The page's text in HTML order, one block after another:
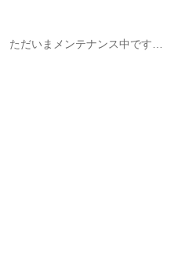
ただいまメンテナンス中です…